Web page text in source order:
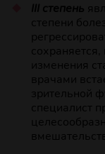
III степень
степени
изменения
врачами
зрительной
специалист